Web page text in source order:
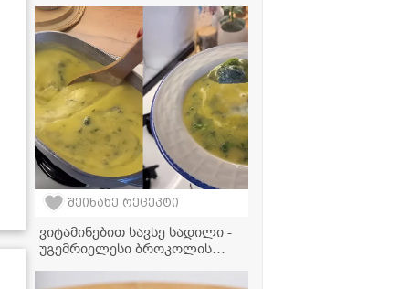
რეცეპტი, რომელიც
საკონდიტროს დონეს არ
ჩამოუვარდება!
შეინახე რეცეპტი
ვიტამინებით სავსე სადილი -
უგემრიელესი ბროკოლის